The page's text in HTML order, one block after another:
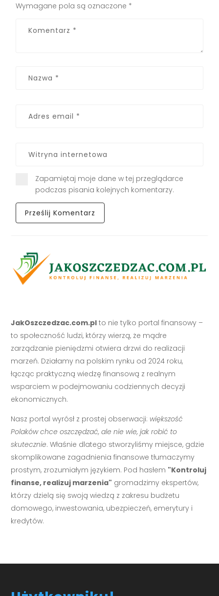
Wymagane pola są oznaczone *
Zapamiętaj moje dane w tej przeglądarce
podczas pisania kolejnych komentarzy.
JakOszczedzac.com.pl to nie tylko portal finansowy –
to społeczność ludzi, którzy wierzą, że mądre
zarządzanie pieniędzmi otwiera drzwi do realizacji
marzeń. Działamy na polskim rynku od 2024 roku,
łącząc praktyczną wiedzę finansową z realnym
wsparciem w podejmowaniu codziennych decyzji
ekonomicznych.
Nasz portal wyrósł z prostej obserwacji: większość
Polaków chce oszczędzać, ale nie wie, jak robić to
skutecznie. Właśnie dlatego stworzyliśmy miejsce, gdzie
skomplikowane zagadnienia finansowe tłumaczymy
prostym, zrozumiałym językiem. Pod hasłem "Kontroluj
finanse, realizuj marzenia" gromadzimy ekspertów,
którzy dzielą się swoją wiedzą z zakresu budżetu
domowego, inwestowania, ubezpieczeń, emerytury i
kredytów.